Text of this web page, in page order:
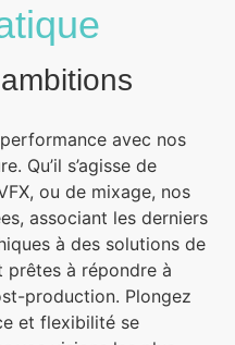
avec nos
Qu’il s’agisse de
ou de mixage, nos
associant les derniers
à des solutions de
prêtes à répondre à
production. Plongez
et flexibilité se